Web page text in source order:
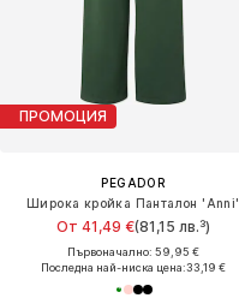
ПРОМОЦИЯ
PEGADOR
Широка кройка Панталон 'Anni'
От 41,49 €(81,15 лв.³)
Първоначално: 59,95 €
Последна най-ниска цена:33,19 €